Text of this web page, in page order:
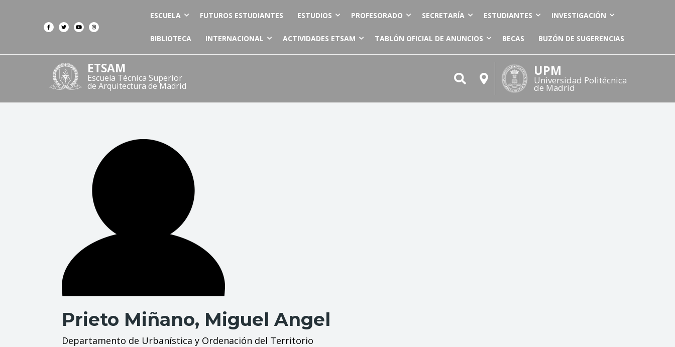
ESCUELA FUTUROS ESTUDIANTES ESTUDIOS PROFESORADO SECRETARÍA ESTUDIANTES INVESTIGACIÓN
BIBLIOTECA INTERNACIONAL ACTIVIDADES ETSAM TABLÓN OFICIAL DE ANUNCIOS BECAS BUZÓN DE SUGERENCIAS
ETSAM
Escuela Técnica Superior
de Arquitectura de Madrid
UPM
Universidad Politécnica
de Madrid
Prieto Miñano, Miguel Angel
Departamento de Urbanística y Ordenación del Territorio